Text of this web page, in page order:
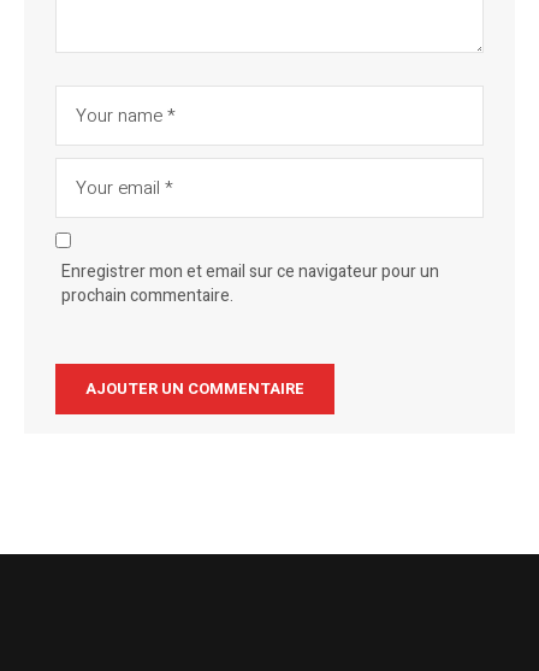
Enregistrer mon et email sur ce navigateur pour un
prochain commentaire.